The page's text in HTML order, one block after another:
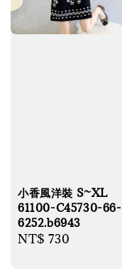
小香風洋裝 S~XL
61100-C45730-66-
6252.b6943
Regular
NT$ 730